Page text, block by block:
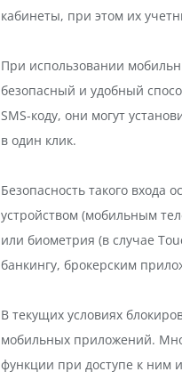
кабинеты, при этом их
При использовании
безопасный и удобный
SMS-коду, они могут
в один клик.
Безопасность такого входа
устройством (мобильным
или биометрия (в случае
банкингу, брокерским
В текущих условиях
мобильных приложений.
функции при доступе к ним